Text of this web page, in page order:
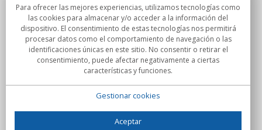
Sobre nosotros
Compromisos
Compras
Para ofrecer las mejores experiencias, utilizamos tecnologías como
las cookies para almacenar y/o acceder a la información del
dispositivo. El consentimiento de estas tecnologías nos permitirá
procesar datos como el comportamiento de navegación o las
identificaciones únicas en este sitio. No consentir o retirar el
consentimiento, puede afectar negativamente a ciertas
características y funciones.
Gestionar cookies
Aceptar